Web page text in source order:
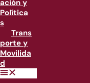
ación y
Política
s
Trans
porte y
Movilida
d